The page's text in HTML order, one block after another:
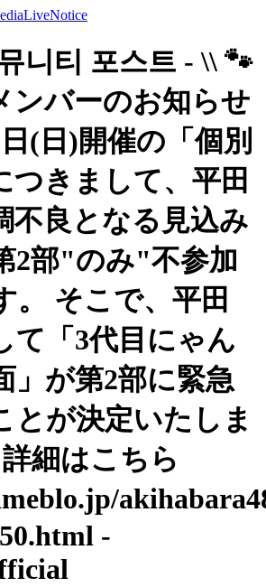
LiveNotice
니티 포스트 - \\ 🐾
ンバーのお知らせ
(日)開催の「個別
つきまして、平田
不良となる見込み
2部"のみ"不参加
。 そこで、平田
て「3代目にゃん
」が第2部に緊急
とが決定いたしま
詳細はこちら
-